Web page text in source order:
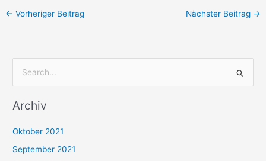
← Vorheriger Beitrag Nächster Beitrag →
c
n
Archiv
Oktober 2021
September 2021